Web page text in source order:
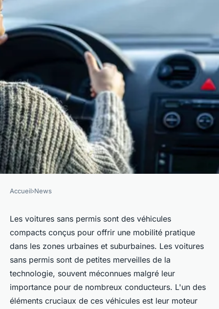
Quelles sont les pièces
principales du moteur d'une
voiture sans permis ?
eloi•26 février 2024•3 min de lecture
Accueil›News
Les voitures sans permis sont des véhicules
compacts conçus pour offrir une mobilité pratique
dans les zones urbaines et suburbaines. Les voitures
sans permis sont de petites merveilles de la
technologie, souvent méconnues malgré leur
importance pour de nombreux conducteurs. L'un des
éléments cruciaux de ces véhicules est leur moteur